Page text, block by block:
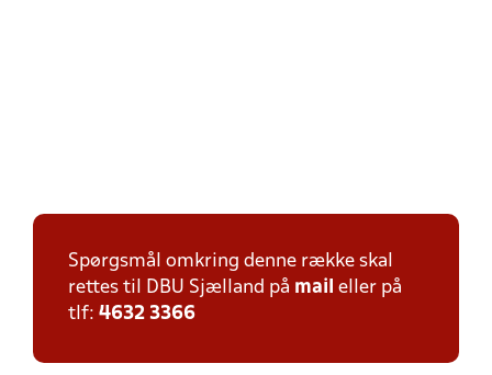
Spørgsmål omkring denne række skal
rettes til DBU Sjælland på mail eller på
tlf: 4632 3366